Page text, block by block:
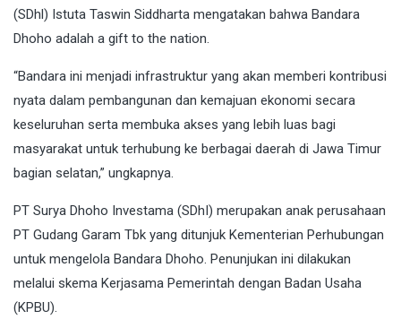
(SDhl) Istuta Taswin Siddharta mengatakan bahwa Bandara
Dhoho adalah a gift to the nation.
“Bandara ini menjadi infrastruktur yang akan memberi kontribusi
nyata dalam pembangunan dan kemajuan ekonomi secara
keseluruhan serta membuka akses yang lebih luas bagi
masyarakat untuk terhubung ke berbagai daerah di Jawa Timur
bagian selatan,” ungkapnya.
PT Surya Dhoho Investama (SDhI) merupakan anak perusahaan
PT Gudang Garam Tbk yang ditunjuk Kementerian Perhubungan
untuk mengelola Bandara Dhoho. Penunjukan ini dilakukan
melalui skema Kerjasama Pemerintah dengan Badan Usaha
(KPBU).